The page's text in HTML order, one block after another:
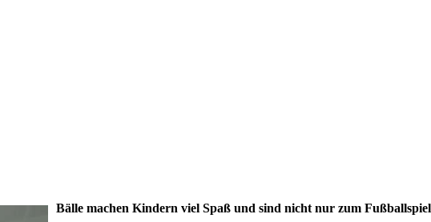
Bälle machen Kindern viel Spaß und sind nicht nur zum